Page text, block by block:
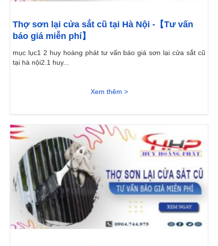
Thợ sơn lại cửa sắt cũ tại Hà Nội -【Tư vấn
báo giá miễn phí】
mục lục1 2 huy hoàng phát tư vấn báo giá sơn lại cửa sắt cũ
tại hà nội2.1 huy...
Xem thêm >